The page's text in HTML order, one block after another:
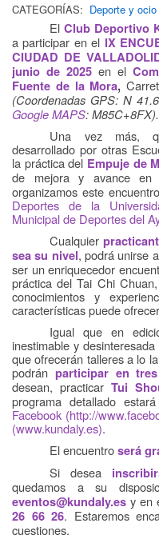
CATEGORÍAS: Deporte y ocio
El Club Deportivo
a participar en el IX
CIUDAD DE
junio de 2025 en el
Fuente de la Mora,
(Coordenadas GPS: N
Google MAPS: M85C+8FX).
Una vez más,
desarrollado por otras
la práctica del Empuje de
de mejora y avance en
organizamos este
Deportes de la
Municipal de Deportes del
Cualquier
sea su nivel, podrá unirse
ser un enriquecedor
práctica del Tai Chi
conocimientos y
características puede
Igual que en
inestimable y
que ofrecerán talleres a lo
podrán participar en
desean, practicar Tui
programa detallado
Facebook (http://
(www.kundaly.es).
El encuentro será
Si desea
quedamos a su
eventos@kundaly.es y en
26 66 26. Estaremos
cuestiones.